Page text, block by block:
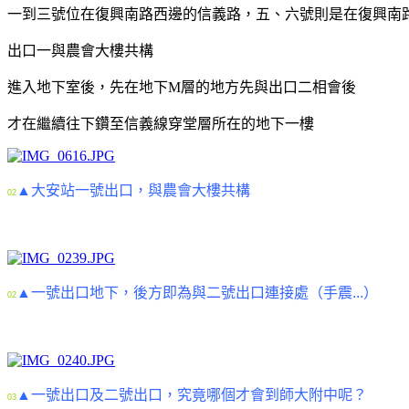
一到三號位在復興南路西邊的信義路，五、六號則是在復興南
出口一與農會大樓共構
進入地下室後，先在地下M層的地方先與出口二相會後
才在繼續往下鑽至信義線穿堂層所在的地下一樓
02 ▲大安站一號出口，與農會大樓共構
02 ▲一號出口地下，後方即為與二號出口連接處（手震...）
03 ▲一號出口及二號出口，究竟哪個才會到師大附中呢？